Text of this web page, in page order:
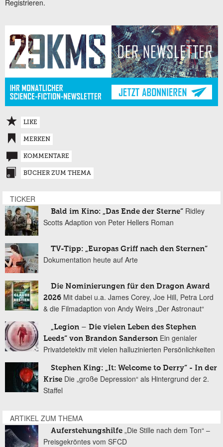
Registrieren.
LIKE
MERKEN
KOMMENTARE
BÜCHER ZUM THEMA
TICKER
Bald im Kino: „Das Ende der Sterne“ Ridley
Scotts Adaption von Peter Hellers Roman
TV-Tipp: „Europas Griff nach den Sternen“
Dokumentation heute auf Arte
Die Nominierungen für den Dragon Award
2026 Mit dabei u.a. James Corey, Joe Hill, Petra Lord
& die Filmadaption von Andy Weirs „Der Astronaut“
„Legion – Die vielen Leben des Stephen
Leeds“ von Brandon Sanderson Ein genialer
Privatdetektiv mit vielen halluzinierten Persönlichkeiten
Stephen King: „It: Welcome to Derry“ - In der
Krise Die „große Depression“ als Hintergrund der 2.
Staffel
ARTIKEL ZUM THEMA
Auferstehungshilfe „Die Stille nach dem Ton“ –
Preisgekröntes vom SFCD